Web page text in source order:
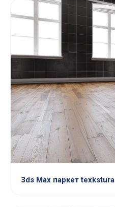
3ds Max паркет texkstura